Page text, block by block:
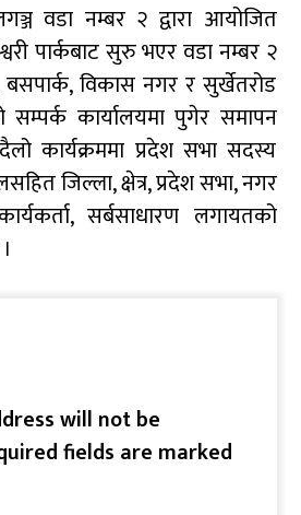
वडा नम्बर २ द्वारा आयोजित
पार्कबाट सुरु भएर वडा नम्बर २
बसपार्क, विकास नगर र सुर्खेतरोड
कार्यालयमा पुगेर समापन
कार्यक्रममा प्रदेश सभा सदस्य
जिल्ला, क्षेत्र, प्रदेश सभा, नगर
सर्बसाधारण लगायतको
will not be
fields are marked